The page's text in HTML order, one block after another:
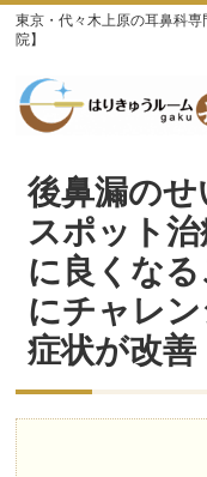
東京・代々木上原の耳鼻科
院】
後鼻漏の
スポット
に良くな
にチャレ
症状が改善